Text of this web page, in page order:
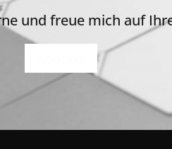
und freue mich auf